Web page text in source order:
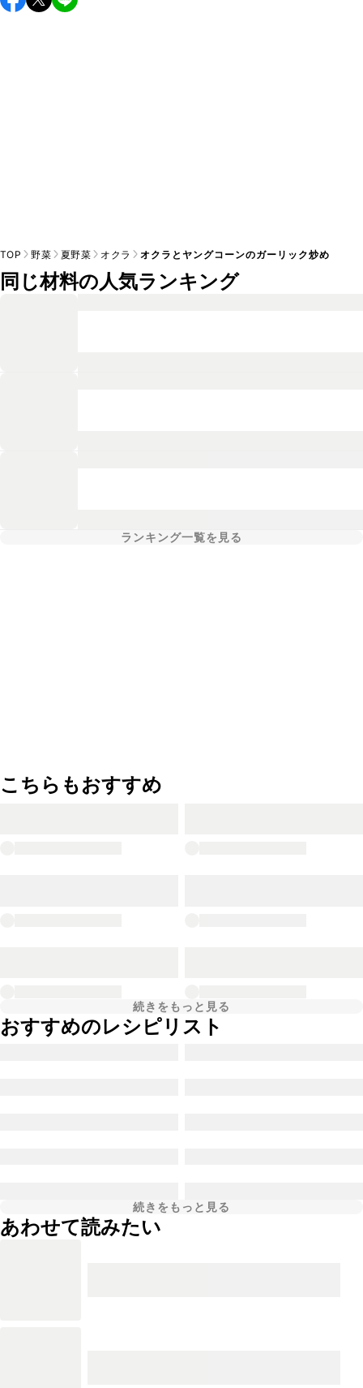
※日持ちは目安です。
A
す。小さじ1/2を目安に加え、お好みの風味になるようご調節
TOP 野菜 夏野菜 オクラ オクラとヤングコーンのガーリック炒め
同じ材料の人気ランキング
ランキング一覧を見る
こちらもおすすめ
続きをもっと見る
おすすめのレシピリスト
続きをもっと見る
あわせて読みたい